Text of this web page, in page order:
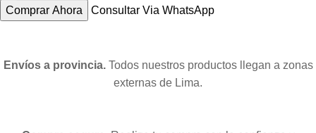
Comprar Ahora Consultar Via WhatsApp
Envíos a provincia.Todos nuestros productos llegan a zonas
externas de Lima.